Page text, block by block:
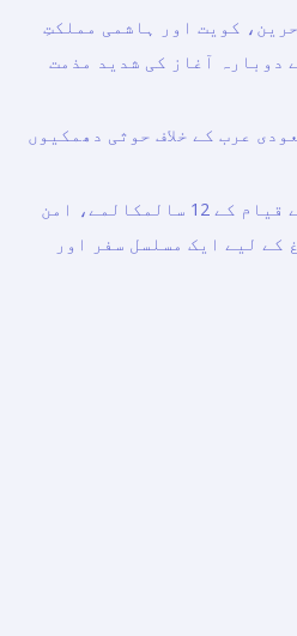
کویت اور ہاشمی مملکتِ
دوبارہ آغاز کی شدید مذمت
عرب کے خلاف حوثی دھمکیوں
مسلم کونسل آف ایلڈرز کے قیام کے 12 سالمکالمے، امن
کے لیے ایک مسلسل سفر اور